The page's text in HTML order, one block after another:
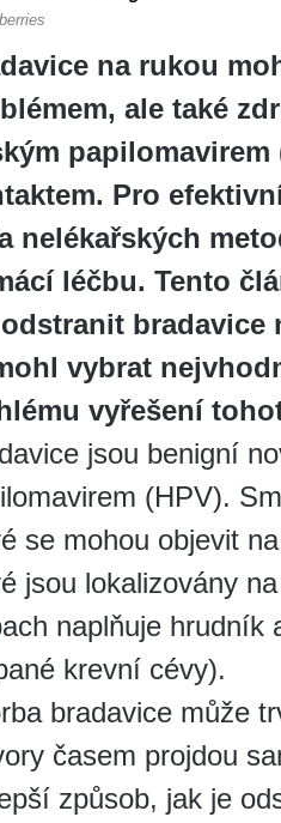
na rukou
ale také
papilomavirem
Pro
nelékařských
léčbu. Tento
bradavice
vybrat
vyřešení
jsou benigní
(HPV).
se mohou objevit
jsou lokalizovány
naplňuje hrudník
krevní cévy).
bradavice může
časem projdou
způsob, jak je